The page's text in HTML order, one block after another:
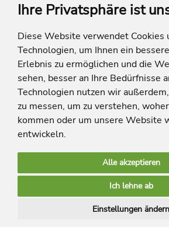
Ihre Privatsphäre ist
Diese Website verwendet Cookies
Technologien, um Ihnen ein
Erlebnis zu ermöglichen und die
sehen, besser an Ihre Bedürfnisse
Technologien nutzen wir
zu messen, um zu verstehen,
kommen oder um unsere Website
entwickeln.
Alle akzeptieren
Ich lehne ab
Einstellungen ändern
Shop
* Die Ersparnis bezieht sich auf die aktuellen Listenpreise
Paketangeboten auf die Summe der Preise der
**Streichpreise beziehen sich auf die ursprünglichen
limango Apps